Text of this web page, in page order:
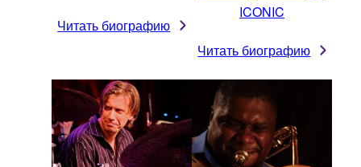
Читать биографию
ICONIC
Читать биографию